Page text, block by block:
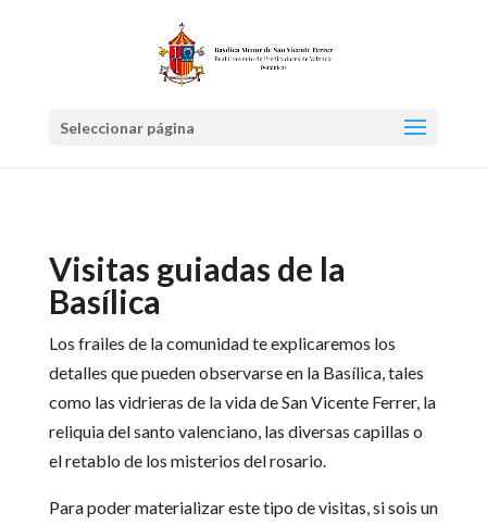
Seleccionar página
Visitas guiadas de la
Basílica
Los frailes de la comunidad te explicaremos los
detalles que pueden observarse en la Basílica, tales
como las vidrieras de la vida de San Vicente Ferrer, la
reliquia del santo valenciano, las diversas capillas o
el retablo de los misterios del rosario.
Para poder materializar este tipo de visitas, si sois un